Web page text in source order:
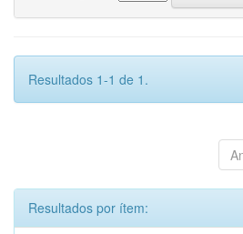
Resultados 1-1 de 1.
Resultados por ítem: